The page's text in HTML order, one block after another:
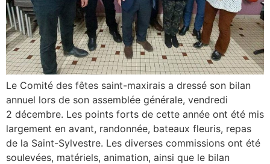
Le Comité des fêtes saint-maxirais a dressé son bilan
annuel lors de son assemblée générale, vendredi
2 décembre. Les points forts de cette année ont été mis
largement en avant, randonnée, bateaux fleuris, repas
de la Saint-Sylvestre. Les diverses commissions ont été
soulevées, matériels, animation, ainsi que le bilan